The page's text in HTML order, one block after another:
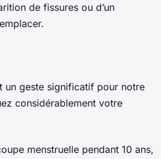
de fissures ou d’un
un geste significatif pour notre
considérablement votre
menstruelle pendant 10 ans,